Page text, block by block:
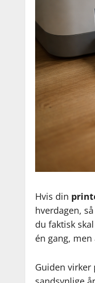
Hvis din
hverdagen,
du faktisk
én gang,
Guiden virker